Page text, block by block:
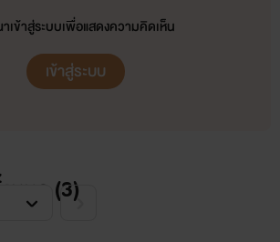
เข้าสู่ระบบเพื่อแสดงความคิดเห็น
เข้าสู่ระบบ
หมด (3)